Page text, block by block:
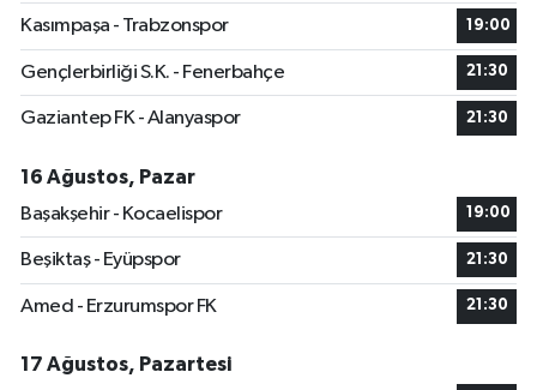
Kasımpaşa - Trabzonspor 19:00
Gençlerbirliği S.K. - Fenerbahçe 21:30
Gaziantep FK - Alanyaspor 21:30
16 Ağustos, Pazar
Başakşehir - Kocaelispor
19:00
Beşiktaş - Eyüpspor 21:30
Amed - Erzurumspor FK 21:30
17 Ağustos, Pazartesi